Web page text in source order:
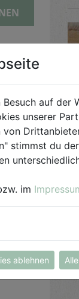
und
und
auf der
unserer
stimmst du
im
ablehnen